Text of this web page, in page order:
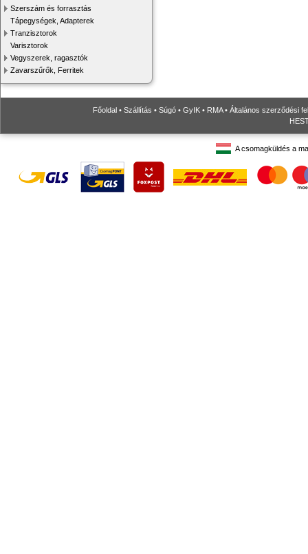
Szerszám és forrasztás
Tápegységek, Adapterek
Tranzisztorok
Varisztorok
Vegyszerek, ragasztók
Zavarszűrők, Ferritek
Főoldal • Szállítás • Súgó • GyIK • RMA• Általános szerződési
A csomagküldés a